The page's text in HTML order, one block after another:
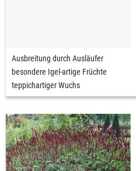
Ausbreitung durch Ausläufer
besondere Igel-artige Früchte
teppichartiger Wuchs